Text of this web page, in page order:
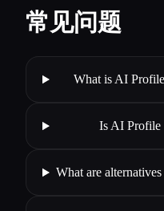
常见问题
What is AI
Is AI Profile
What are